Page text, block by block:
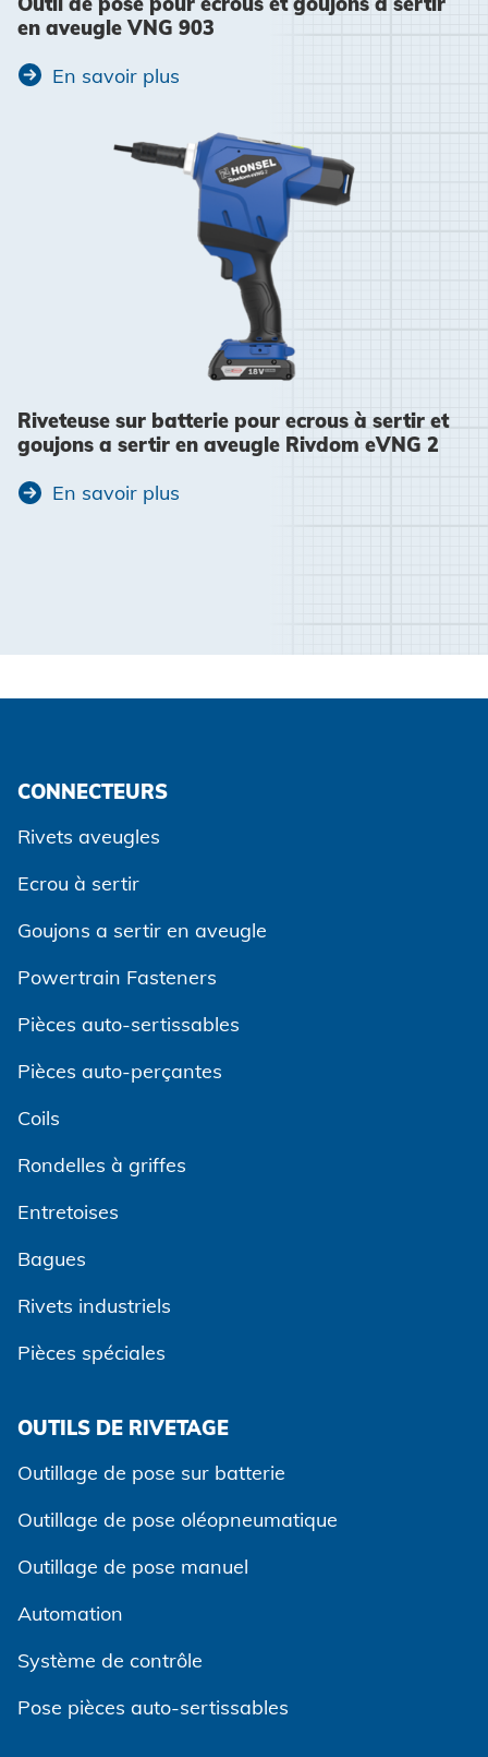
en aveugle VNG 903
En savoir plus
Riveteuse sur batterie pour ecrous à sertir et
goujons a sertir en aveugle Rivdom eVNG 2
En savoir plus
CONNECTEURS
Rivets aveugles
Ecrou à sertir
Goujons a sertir en aveugle
Powertrain Fasteners
Pièces auto-sertissables
Pièces auto-perçantes
Coils
Rondelles à griffes
Entretoises
Bagues
Rivets industriels
Pièces spéciales
OUTILS DE RIVETAGE
Outillage de pose sur batterie
Outillage de pose oléopneumatique
Outillage de pose manuel
Automation
Système de contrôle
Pose pièces auto-sertissables
Accepter et continuer